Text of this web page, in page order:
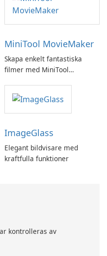
MiniTool MovieMaker
Skapa enkelt fantastiska
filmer med MiniTool
ImageGlass
Elegant bildvisare med
kraftfulla funktioner
kontrolleras av